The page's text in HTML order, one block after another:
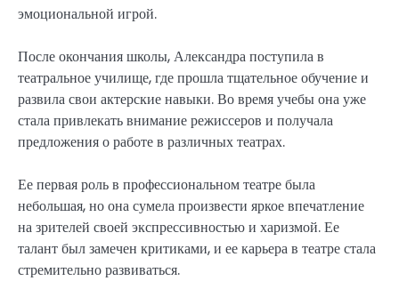
эмоциональной игрой.
После окончания школы, Александра поступила в
театральное училище, где прошла тщательное обучение и
развила свои актерские навыки. Во время учебы она уже
стала привлекать внимание режиссеров и получала
предложения о работе в различных театрах.
Ее первая роль в профессиональном театре была
небольшая, но она сумела произвести яркое впечатление
на зрителей своей экспрессивностью и харизмой. Ее
талант был замечен критиками, и ее карьера в театре стала
стремительно развиваться.